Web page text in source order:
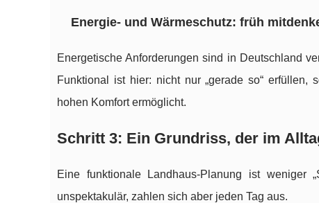
Energie- und Wärmeschutz: früh
Energetische Anforderungen sind in Deutschland
Funktional ist hier: nicht nur „gerade so“
hohen Komfort ermöglicht.
Schritt 3: Ein Grundriss, der im
Eine funktionale Landhaus-Planung ist weniger
unspektakulär, zahlen sich aber jeden Tag aus.